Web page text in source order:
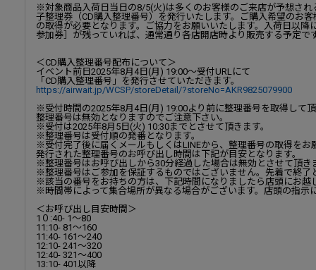
※対象商品入荷日当日の8/5(火)は多くのお客様のご来店が予想さ
子整理券（CD購入整理番号）を発行いたします。ご購入希望のお
の取得が必要となります。ご協力をお願いいたします。入荷日以降
参加券］が残っていれば、通常通り各店開店時より販売する予定で
＜CD購入整理番号配布について＞
イベント前日2025年8月4日(月) 19:00～受付URLにて
「CD購入整理番号」を発行させていただきます。
https://airwait.jp/WCSP/storeDetail/?storeNo=AKR9825079900
※受付時間の2025年8月4日(月) 19:00より前に整理番号を取得して
整理番号は無効となりますのでご注意下さい。
※受付は2025年8月5日(火) 10:30までとさせて頂きます。
※整理番号は受付順の発番となります。
※受付完了後に届くメールもしくはLINEから、整理番号の取得をお
発行された整理番号のお呼び出し時間は下記が目安となります。
※整理番号はお呼び出しから30分経過した場合は無効とさせて頂き
※整理番号はご参加を保証するものではございません。先着で終了
※該当の番号をお持ちの方は、下記時間になりましたら店頭にお越
※時間帯によって集合場所が異なる場合がございます。店頭の指示
＜お呼び出し目安時間＞
1０:40- 1～80
11:10- 81～160
11:40- 161～240
12:10- 241～320
12:40- 321～400
13:10- 401以降